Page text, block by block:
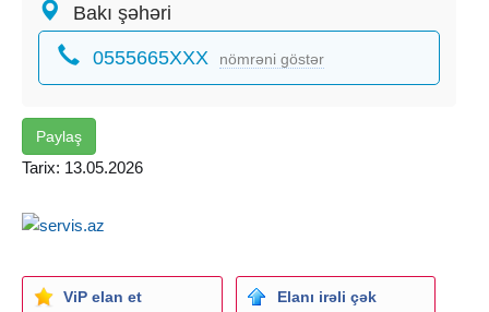
Bakı şəhəri
0555665XXX nömrəni göstər
Paylaş
Tarix: 13.05.2026
ViP elan et Elanı irəli çək